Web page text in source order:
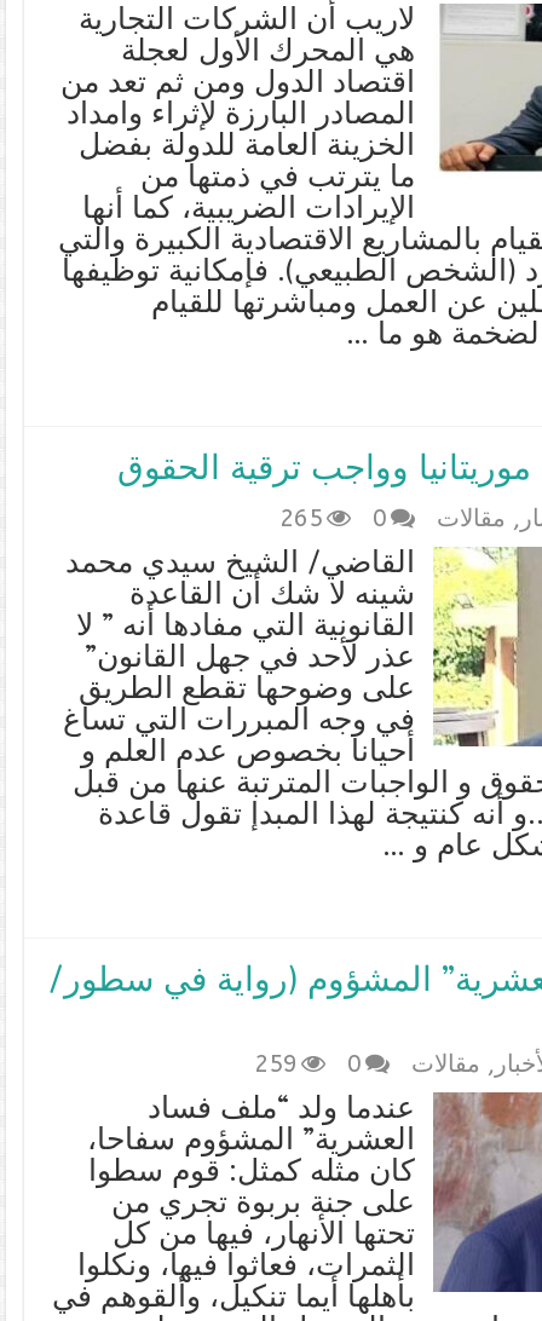
لاريب أن الشركات التجارية
هي المحرك الأول لعجلة
اقتصاد الدول ومن ثم تعد من
المصادر البارزة لإثراء وامداد
الخزينة العامة للدولة بفضل
ما يترتب في ذمتها من
الإيرادات الضريبية، كما أنها
بالمشاريع الاقتصادية الكبيرة والتي
(الشخص الطبيعي). فإمكانية توظيفها
عن العمل ومباشرتها للقيام
الضخمة هو ما …
وواجب ترقية الحقوق
, مقالات 0
265
القاضي/ الشيخ سيدي محمد
شينه لا شك أن القاعدة
القانونية التي مفادها أنه ” لا
عذر لأحد في جهل القانون”
على وضوحها تقطع الطريق
في وجه المبررات التي تساغ
أحيانا بخصوص عدم العلم و
و الواجبات المترتبة عنها من قبل
كنتيجة لهذا المبدإ تقول قاعدة
عام و …
المشؤوم (رواية في سطور/
, مقالات 0
259
عندما ولد “ملف فساد
العشرية” المشؤوم سفاحا،
كان مثله كمثل: قوم سطوا
على جنة بربوة تجري من
تحتها الأنهار، فيها من كل
الثمرات، فعاثوا فيها، ونكلوا
بأهلها أيما تنكيل، وألقوهم في